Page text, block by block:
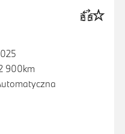
900km